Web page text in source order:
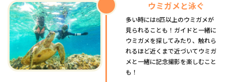
ウミガメと泳ぐ
多い時には8匹以上のウミガメが
見られることも！ガイドと一緒に
ウミガメを探してみたり、触れら
れるほど近くまで近づいてウミガ
メと一緒に記念撮影を楽しむこと
も！